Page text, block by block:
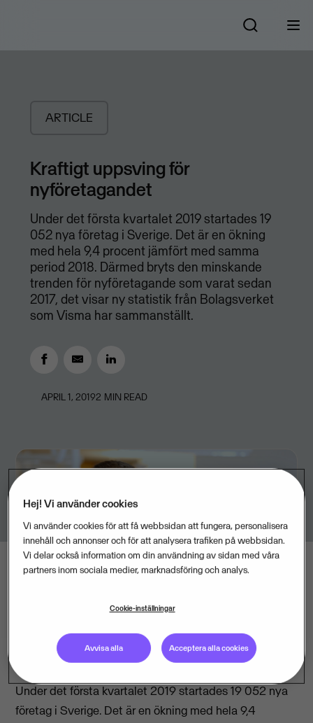
ARTICLE
Kraftigt uppsving för
nyföretagandet
Under det första kvartalet 2019 startades 19
052 nya företag i Sverige. Det är en ökning
med hela 9,4 procent jämfört med samma
period 2018. Därmed bryts den minskande
trenden för nyföretagande som varat sedan
2017, det visar ny statistik från Bolagsverket
som Visma har sammanställt.
APRIL 1, 20192 MIN READ
Under det första kvartalet 2019 startades 19 052 nya
företag i Sverige. Det är en ökning med hela 9,4
Hej! Vi använder cookies
Vi använder cookies för att få webbsidan att fungera, personalisera
innehåll och annonser och för att analysera trafiken på webbsidan.
Vi delar också information om din användning av sidan med våra
partners inom sociala medier, marknadsföring och analys.
Cookie-inställningar
Avvisa alla Acceptera alla cookies